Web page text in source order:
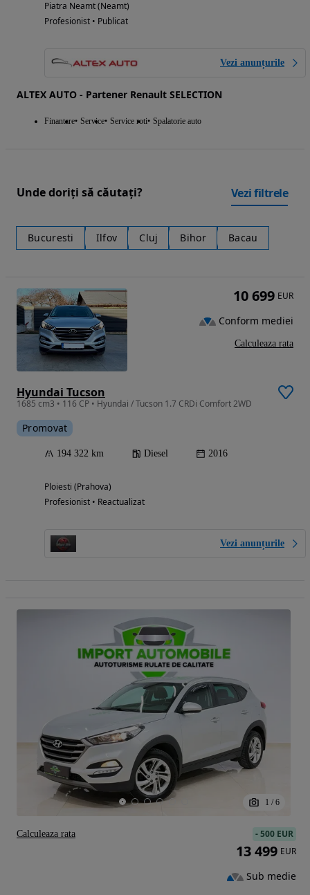
Piatra Neamt (Neamt)
Profesionist • Publicat
Vezi anunțurile
ALTEX AUTO - Partener Renault SELECTION
Finantare Service Service roti Spalatorie auto
Unde doriți să căutați? Vezi filtrele
Bucuresti Ilfov Cluj Bihor Bacau
Hyundai Tucson
1685 cm3 • 116 CP • Hyundai / Tucson 1.7 CRDi Comfort 2WD
Promovat
194 322 km Diesel 2016
Ploiesti (Prahova)
Profesionist • Reactualizat
Vezi anunțurile
10 699 EUR
Conform mediei
Calculeaza rata
1 / 6
-500 EUR
13 499 EUR
Sub medie
Calculeaza rata